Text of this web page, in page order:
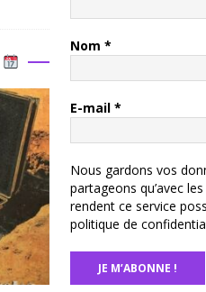
Nom *
E-mail *
Nous gardons vos
partageons qu’avec
rendent ce service
politique de